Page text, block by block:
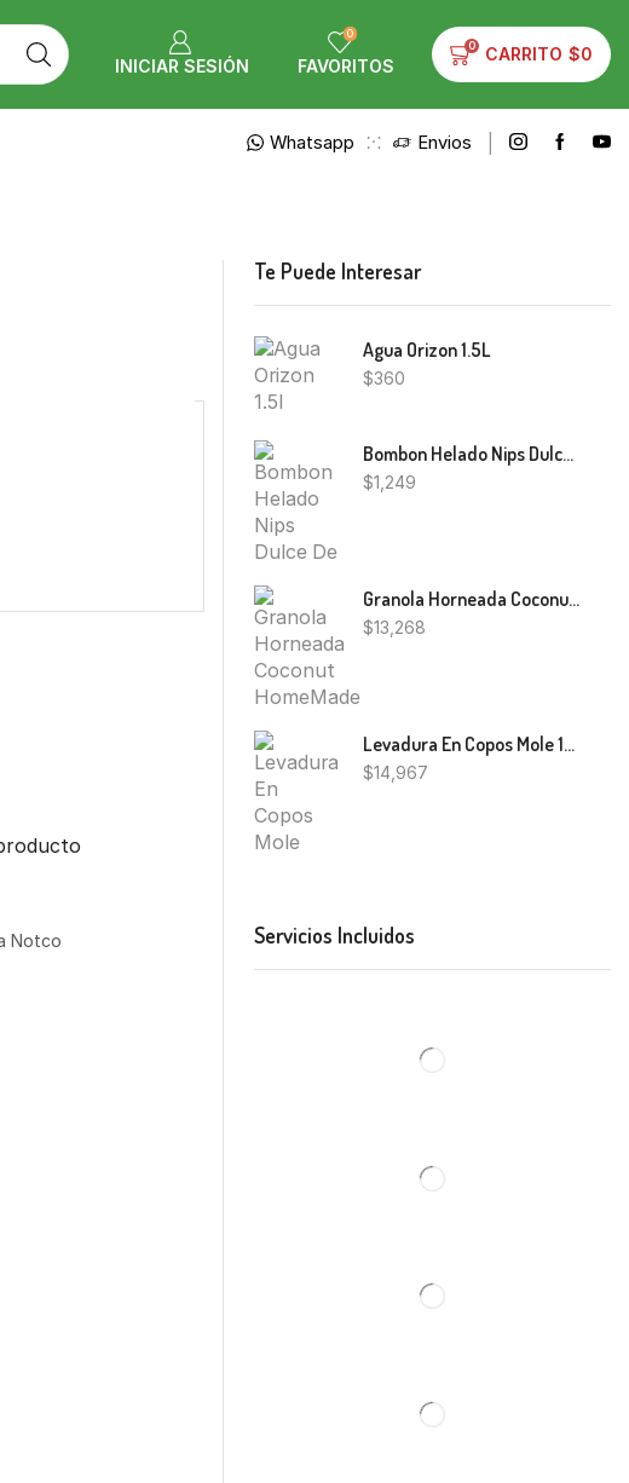
INICIAR SESIÓN
0
FAVORITOS
0 CARRITO $0
Whatsapp Envios
Notco
Te Puede Interesar
Agua Orizon 1.5L
$360
Bombon Helado Nips Dulce De Leche Haulani 135G
$1,249
Granola Horneada Coconut HomeMade 350g
$13,268
Levadura En Copos Mole 180G
$14,967
Servicios Incluidos